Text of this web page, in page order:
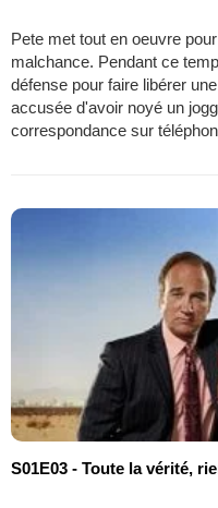
Pete met tout en oeuvre
malchance. Pendant ce
défense pour faire libérer
accusée d'avoir noyé un
correspondance sur
S01E03 - Toute la vérité,